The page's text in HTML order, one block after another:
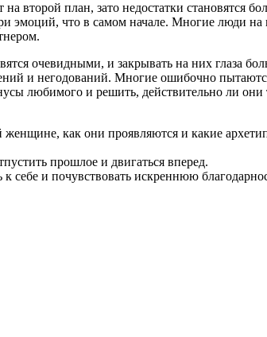
второй план, зато недостатки становятся
эмоций, что в самом начале. Многие люди на
очевидными, и закрывать на них глаза
и негодований. Многие ошибочно
любимого и решить, действительно ли они
как они проявляются и какие
прошлое и двигаться вперед.
и почувствовать искреннюю